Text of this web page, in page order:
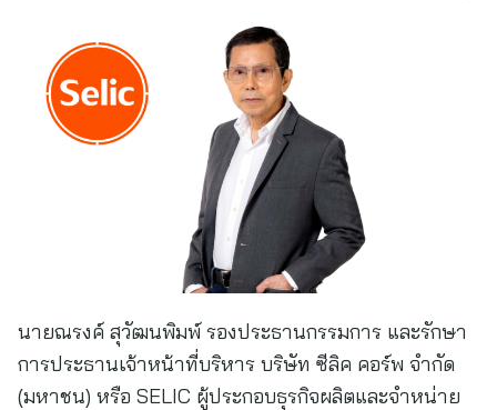
นายณรงค์ สุวัฒนพิมพ์ รองประธานกรรมการ และรักษา
การประธานเจ้าหน้าที่บริหาร บริษัท ซีลิค คอร์พ จำกัด
(มหาชน) หรือ SELIC ผู้ประกอบธุรกิจผลิตและจำหน่าย